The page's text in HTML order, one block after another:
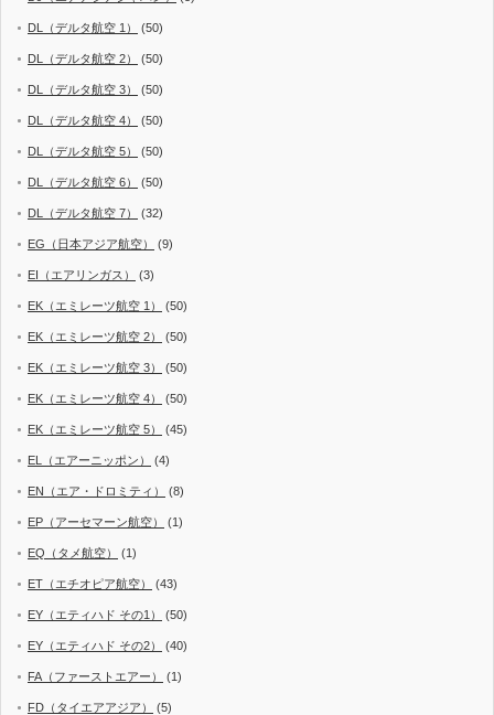
DL（デルタ航空 1） (50)
DL（デルタ航空 2） (50)
DL（デルタ航空 3） (50)
DL（デルタ航空 4） (50)
DL（デルタ航空 5） (50)
DL（デルタ航空 6） (50)
DL（デルタ航空 7） (32)
EG（日本アジア航空） (9)
EI（エアリンガス） (3)
EK（エミレーツ航空 1） (50)
EK（エミレーツ航空 2） (50)
EK（エミレーツ航空 3） (50)
EK（エミレーツ航空 4） (50)
EK（エミレーツ航空 5） (45)
EL（エアーニッポン） (4)
EN（エア・ドロミティ） (8)
EP（アーセマーン航空） (1)
EQ（タメ航空） (1)
ET（エチオピア航空） (43)
EY（エティハド その1） (50)
EY（エティハド その2） (40)
FA（ファーストエアー） (1)
FD（タイエアアジア） (5)